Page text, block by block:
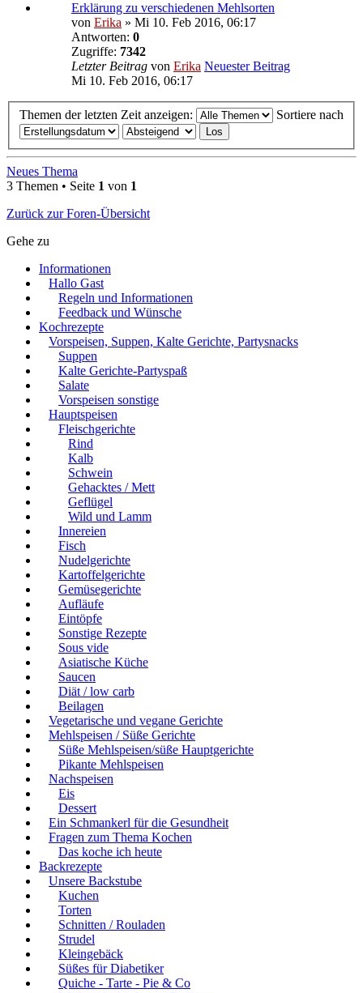
Erklärung zu verschiedenen Mehlsorten
von Erika » Mi 10. Feb 2016, 06:17
Antworten: 0
Zugriffe: 7342
Letzter Beitrag von Erika Neuester Beitrag
Mi 10. Feb 2016, 06:17
Themen der letzten Zeit anzeigen: Sortiere nach
Neues Thema
3 Themen • Seite 1 von 1
Zurück zur Foren-Übersicht
Gehe zu
Informationen
Hallo Gast
Regeln und Informationen
Feedback und Wünsche
Kochrezepte
Vorspeisen, Suppen, Kalte Gerichte, Partysnacks
Suppen
Kalte Gerichte-Partyspaß
Salate
Vorspeisen sonstige
Hauptspeisen
Fleischgerichte
Rind
Kalb
Schwein
Gehacktes / Mett
Geflügel
Wild und Lamm
Innereien
Fisch
Nudelgerichte
Kartoffelgerichte
Gemüsegerichte
Aufläufe
Eintöpfe
Sonstige Rezepte
Sous vide
Asiatische Küche
Saucen
Diät / low carb
Beilagen
Vegetarische und vegane Gerichte
Mehlspeisen / Süße Gerichte
Süße Mehlspeisen/süße Hauptgerichte
Pikante Mehlspeisen
Nachspeisen
Eis
Dessert
Ein Schmankerl für die Gesundheit
Fragen zum Thema Kochen
Das koche ich heute
Backrezepte
Unsere Backstube
Kuchen
Torten
Schnitten / Rouladen
Strudel
Kleingebäck
Süßes für Diabetiker
Quiche - Tarte - Pie & Co